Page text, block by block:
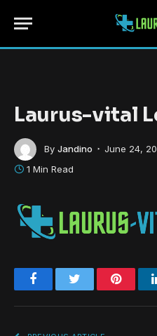
Laurus-vital
By Jandino June 24,
1 Min Read
FacebookTwitter